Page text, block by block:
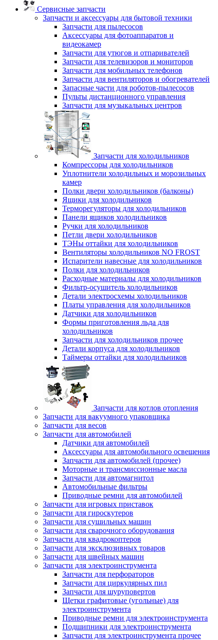
Сервисные запчасти
Запчасти и аксессуары для бытовой техники
Запчасти для пылесосов
Аксессуары для фотоаппаратов и
видеокамер
Запчасти для утюгов и отпаривателей
Запчасти для телевизоров и мониторов
Запчасти для мобильных телефонов
Запчасти для вентиляторов и обогревателей
Запасные части для роботов-пылесосов
Пульты дистанционного управления
Запчасти для музыкальных центров
Запчасти для холодильников
Компрессоры для холодильников
Уплотнители холодильных и морозильных
камер
Полки двери холодильников (балконы)
Ящики для холодильников
Терморегуляторы для холодильников
Панели ящиков холодильников
Ручки для холодильников
Петли двери холодильников
ТЭНы оттайки для холодильников
Вентиляторы холодильников NO FROST
Испарители навесные для холодильников
Полки для холодильников
Расходные материалы для холодильников
Фильтр-осушитель холодильников
Детали электросхемы холодильников
Платы управления для холодильников
Датчики для холодильников
Формы приготовления льда для
холодильников
Запчасти для холодильников прочее
Детали корпуса для холодильников
Таймеры оттайки для холодильников
Запчасти для котлов отопления
Запчасти для вакуумного упаковщика
Запчасти для весов
Запчасти для автомобилей
Датчики для автомобилей
Аксессуары для автомобильного освещения
Запчасти для автомобилей (прочее)
Моторные и трансмиссионные масла
Запчасти для автомагнитол
Автомобильные фильтры
Приводные ремни для автомобилей
Запчасти для игровых приставок
Запчасти для гироскутеров
Запчасти для сушильных машин
Запчасти для сварочного оборудования
Запчасти для квадрокоптеров
Запчасти для эксклюзивных товаров
Запчасти для швейных машин
Запчасти для электроинструмента
Запчасти для перфораторов
Запчасти для циркулярных пил
Запчасти для шуруповертов
Щетки графитовые (угольные) для
электроинструмента
Приводные ремни для электроинструмента
Подшипники для электроинструмента
Запчасти для электроинструмента прочее